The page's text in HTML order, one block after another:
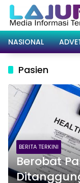
Langsung
konten
NASIONAL
Pasien
BERITA TERKINI
Berobat